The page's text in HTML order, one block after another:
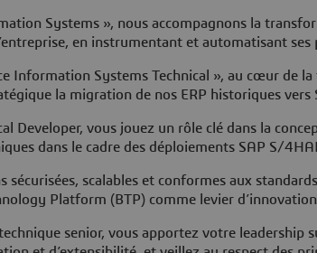
Systems », nous accompagnons la
en instrumentant et automatisant ses
Information Systems Technical », au cœur de
la migration de nos ERP historiques
Developer, vous jouez un rôle clé dans la
dans le cadre des déploiements SAP S/
sécurisées, scalables et conformes aux
Platform (BTP) comme levier
senior, vous apportez votre leadership